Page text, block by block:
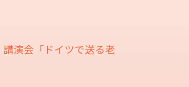
講演会「ドイツで送る老